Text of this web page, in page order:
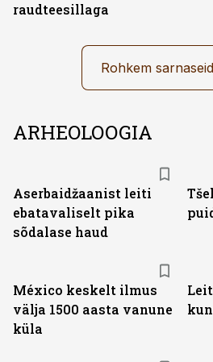
raudteesillaga
Rohkem
ARHEOLOOGIA
Aserbaidžaanist leiti
ebatavaliselt pika
sõdalase haud
México keskelt ilmus
välja 1500 aasta vanune
küla